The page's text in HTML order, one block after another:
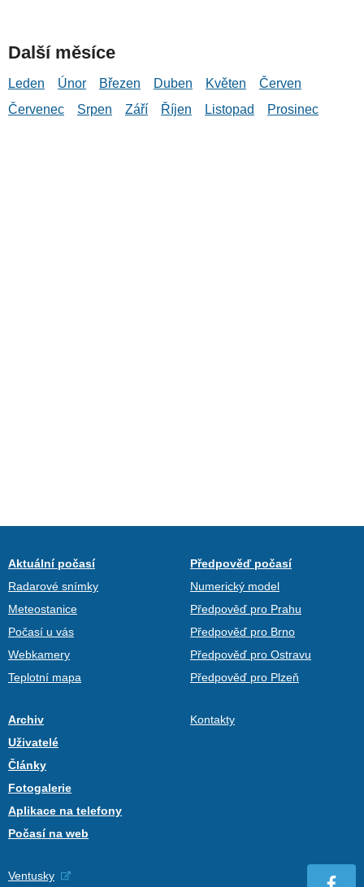
Další měsíce
Leden Únor Březen Duben Květen
Červen
Červenec
Srpen Září Říjen Listopad Prosinec
Aktuální počasí
Radarové snímky
Meteostanice
Počasí u vás
Webkamery
Teplotní mapa
Předpověď počasí
Numerický model
Předpověď pro Prahu
Předpověď pro Brno
Předpověď pro Ostravu
Předpověď pro Plzeň
Archiv
Uživatelé
Články
Fotogalerie
Aplikace na telefony
Počasí na web
Kontakty
Ventusky